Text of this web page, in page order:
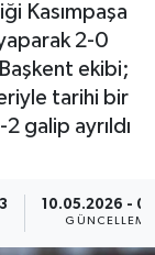
Kasımpaşa
2-0
ekibi;
tarihi bir
galip ayrıldı
10.05.2026 -
GÜNCELLEME